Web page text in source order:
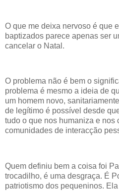
O que me deixa nervoso é que
baptizados parece apenas ser
cancelar o Natal.
O problema não é bem o
problema é mesmo a ideia de
um homem novo,
de legítimo é possível desde
tudo o que nos humaniza e nos
comunidades de interacção
Quem definiu bem a coisa foi
trocadilho, é uma desgraça. É
patriotismo dos pequeninos.